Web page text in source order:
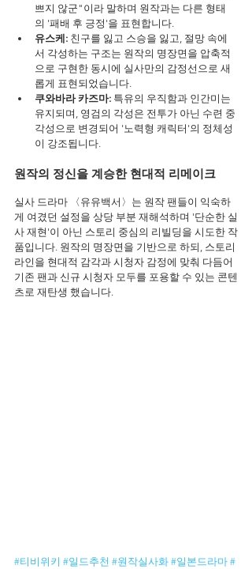
쁘지 않군"이라 말하며 원작과는 다른 형태
의 '패배 후 긍정'을 표현합니다.
유스케: 친구를 잃고 스승을 잃고, 절망 속에
서 각성하는 구조는 원작의 명장면을 압축적
으로 구현한 동시에 실사만의 감정선으로 새
롭게 표현되었습니다.
쿠와바라 카즈마: 특유의 우직함과 인간미는
유지되며, 영검의 각성은 전투가 아닌 수련 중
각성으로 변경되어 '노력형 캐릭터'의 정체성
이 강조됩니다.
원작의 정신을 계승한 현대적 리메이크
실사 드라마 〈유유백서〉는 원작 팬들이 익숙하
게 여겼던 설정을 상당 부분 재해석하며 '단순한 실
사 재현'이 아닌 스토리 중심의 리빌딩을 시도한 작
품입니다. 원작의 명장면을 기반으로 하되, 스토리
라인을 현대적 감각과 시청자 감정에 맞춰 다듬어
기존 팬과 신규 시청자 모두를 포용할 수 있는 콘텐
츠로 재탄생 했습니다.
#티비위키 #일드추천 #원작실사화 #일본드라마 #